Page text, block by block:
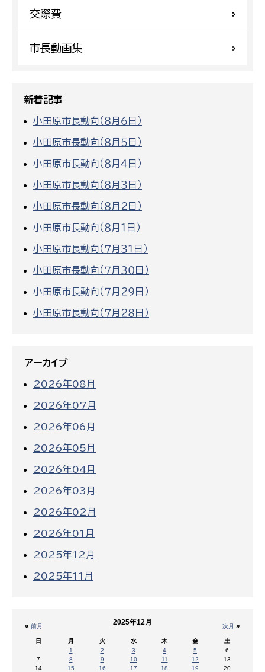
交際費
市長動画集
新着記事
小田原市長動向（８月６日）
小田原市長動向（８月５日）
小田原市長動向（８月４日）
小田原市長動向（８月３日）
小田原市長動向（８月２日）
小田原市長動向（８月１日）
小田原市長動向（７月３１日）
小田原市長動向（７月３０日）
小田原市長動向（７月２９日）
小田原市長動向（７月２８日）
アーカイブ
2026年08月
2026年07月
2026年06月
2026年05月
2026年04月
2026年03月
2026年02月
2026年01月
2025年12月
2025年11月
« 前月 次月 »
2025年12月
日 月 火 水 木 金
土
1
2 3 4 5
6
7
8 9 10 11 12
13
14
15 16 17 18 19
20